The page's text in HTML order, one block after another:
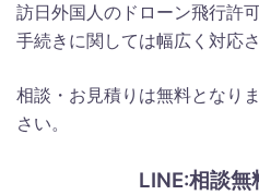
訪日外国人のドローン飛行許
手続きに関しては幅広く対応
相談・お見積りは無料となり
さい。
LINE:相談